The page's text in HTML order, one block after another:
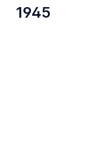
1945